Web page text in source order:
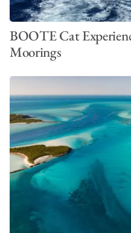
BOOTE Cat
Moorings